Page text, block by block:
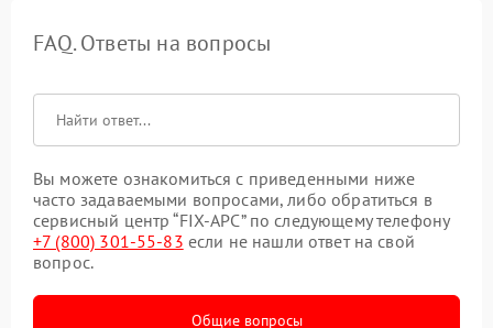
FAQ. Ответы на вопросы
Вы можете ознакомиться с приведенными ниже
часто задаваемыми вопросами, либо обратиться в
сервисный центр “FIX-APC” по следующему телефону
+7 (800) 301-55-83 если не нашли ответ на свой
вопрос.
Общие вопросы